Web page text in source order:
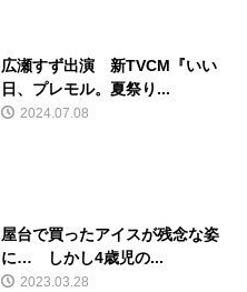
広瀬すず出演 新TVCM『いい
日、プレモル。夏祭り...
2024.07.08
屋台で買ったアイスが残念な姿
に… しかし4歳児の...
2023.03.28